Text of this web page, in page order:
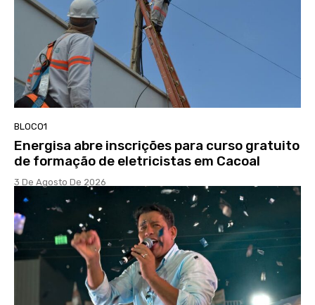
BLOCO1
Energisa abre inscrições para curso gratuito
de formação de eletricistas em Cacoal
3 De Agosto De 2026